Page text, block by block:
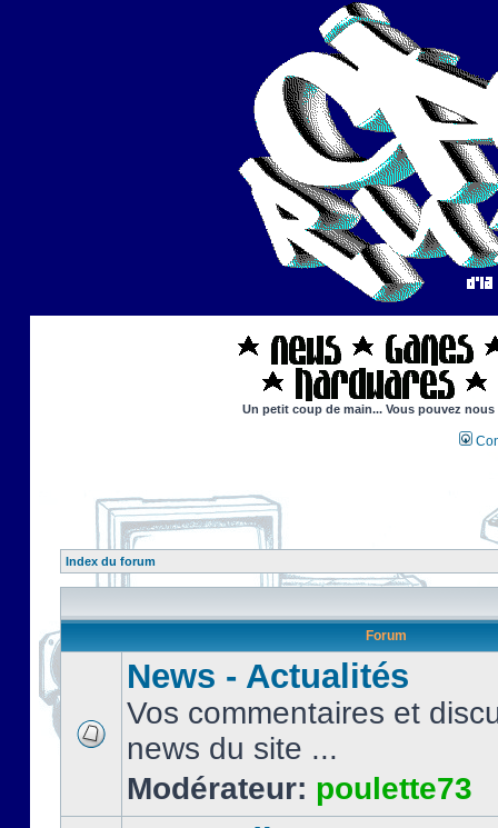
Un petit coup de main... Vous pouvez
Index du forum
Forum
News - Actualités
Vos commentaires et
news du site ...
Modérateur: poulette73